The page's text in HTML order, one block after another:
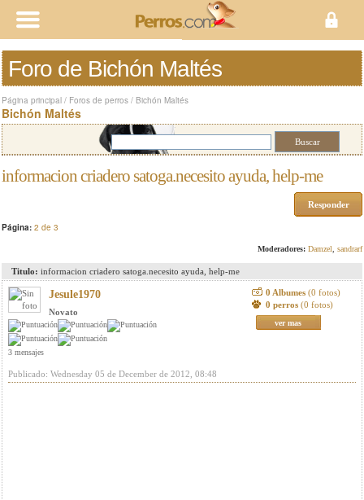
Foro de Bichón Maltés
Página principal / Foros de perros / Bichón Maltés
Bichón Maltés
informacion criadero satoga.necesito ayuda, help-me
Responder
Página: 2 de 3
Moderadores: Damzel sandrarf
Titulo: informacion criadero satoga.necesito ayuda, help-me
Jesule1970
Novato
3 mensajes
0 Albumes (0 fotos)
0 perros (0 fotos)
ver mas
Publicado: Wednesday 05 de December de 2012, 08:48